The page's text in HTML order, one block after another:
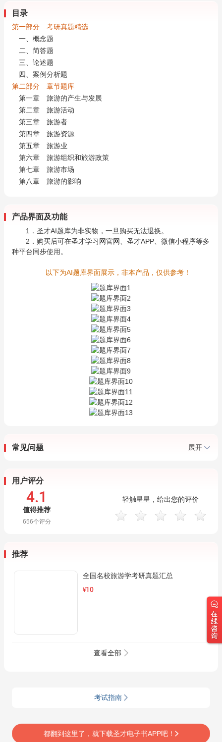
目录
第一部分 考研真题精选
一、概念题
二、简答题
三、论述题
四、案例分析题
第二部分 章节题库
第一章 旅游的产生与发展
第二章 旅游活动
第三章 旅游者
第四章 旅游资源
第五章 旅游业
第六章 旅游组织和旅游政策
第七章 旅游市场
第八章 旅游的影响
产品界面及功能
1．圣才AI题库为非实物，一旦购买无法退换。
2．购买后可在圣才学习网官网、圣才APP、微信小程序等多
种平台同步使用。
以下为AI题库界面展示，非本产品，仅供参考！
常见问题 展开
用户评分
4.1
值得推荐
656个评分
轻触星星，给出您的评价
推荐
全国名校旅游学考研真题汇总
¥10
查看全部
考试指南
都翻到这里了，就下载圣才电子书APP吧！